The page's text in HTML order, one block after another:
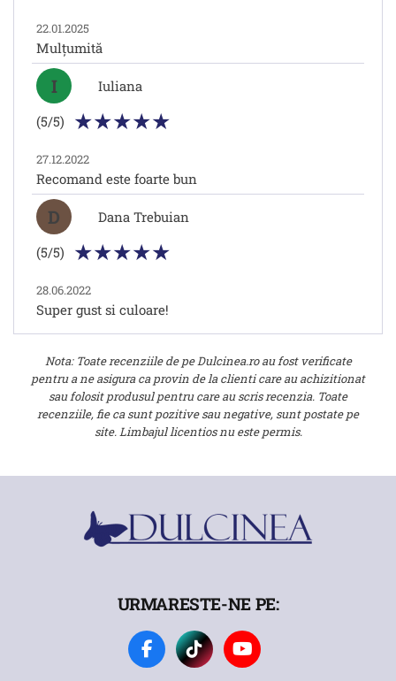
22.01.2025
Mulțumită
I
Iuliana
(5/5)
27.12.2022
Recomand este foarte bun
D
Dana Trebuian
(5/5)
28.06.2022
Super gust si culoare!
Nota: Toate recenziile de pe Dulcinea.ro au fost verificate
pentru a ne asigura ca provin de la clienti care au achizitionat
sau folosit produsul pentru care au scris recenzia. Toate
recenziile, fie ca sunt pozitive sau negative, sunt postate pe
site. Limbajul licentios nu este permis.
URMARESTE-NE PE: